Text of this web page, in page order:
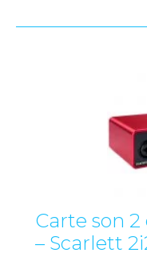
Carte son
– Scarlett